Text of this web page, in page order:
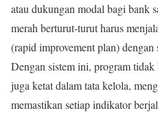
atau dukungan modal bagi bank
merah berturut-turut harus
(rapid improvement plan)
Dengan sistem ini, program tidak
juga ketat dalam tata kelola,
memastikan setiap indikator